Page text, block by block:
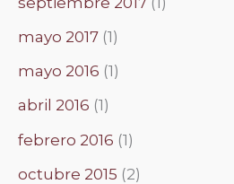
mayo 2017 (1)
mayo 2016 (1)
abril 2016 (1)
febrero 2016 (1)
octubre 2015 (2)